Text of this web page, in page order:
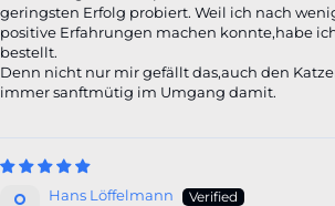
geringsten Erfolg probiert. Weil ich nach
positive Erfahrungen machen konnte,habe
bestellt.
Denn nicht nur mir gefällt das,auch den
immer sanftmütig im Umgang damit.
Hans Löffelmann